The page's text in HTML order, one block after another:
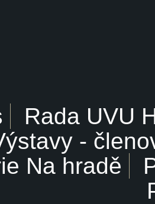
Rada UVU
-
Na hradě